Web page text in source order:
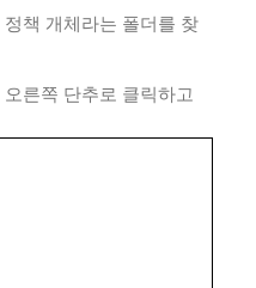
책 개체라는 폴더를 찾
른쪽 단추로 클릭하고